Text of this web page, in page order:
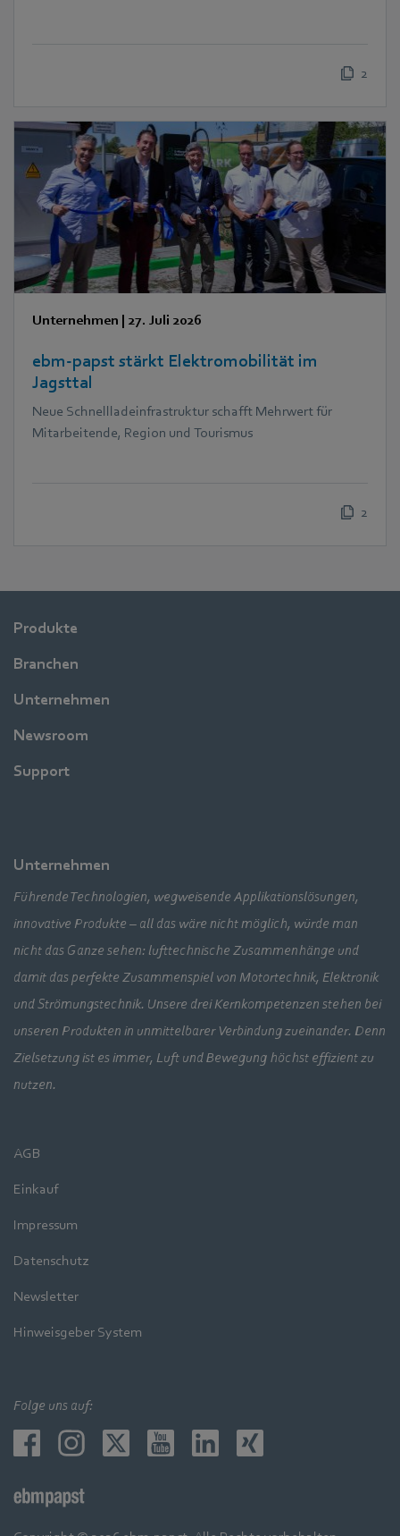
2
Unternehmen | 27. Juli 2026
ebm‑papst stärkt Elektromobilität im
Jagsttal
Neue Schnellladeinfrastruktur schafft Mehrwert für
Mitarbeitende, Region und Tourismus
2
Produkte
Branchen
Unternehmen
Newsroom
Support
Unternehmen
Führende Technologien, wegweisende Applikationslösungen,
innovative Produkte – all das wäre nicht möglich, würde man
nicht das Ganze sehen: lufttechnische Zusammenhänge und
damit das perfekte Zusammenspiel von Motortechnik, Elektronik
und Strömungstechnik. Unsere drei Kernkompetenzen stehen bei
unseren Produkten in unmittelbarer Verbindung zueinander. Denn
Zielsetzung ist es immer, Luft und Bewegung höchst effizient zu
nutzen.
AGB
Einkauf
Impressum
Datenschutz
Newsletter
Hinweisgeber System
Folge uns auf: